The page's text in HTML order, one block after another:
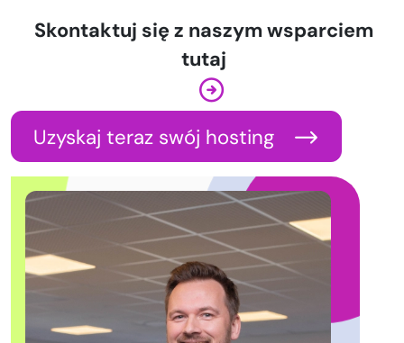
Skontaktuj się z naszym wsparciem
tutaj
Uzyskaj teraz swój hosting